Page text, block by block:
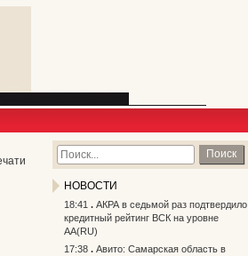
Поиск
НОВОСТИ
18:41
АКРА в седьмой раз подтвердило
кредитный рейтинг ВСК на уровне
АА(RU)
17:38
Авито: Самарская область в